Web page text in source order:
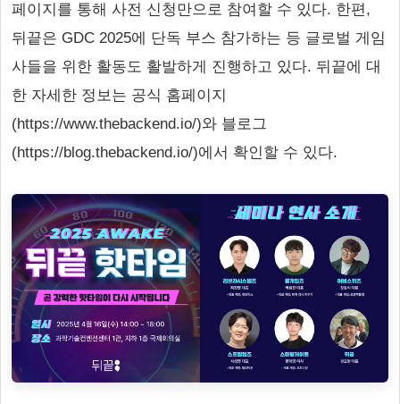
페이지를 통해 사전 신청만으로 참여할 수 있다. 한편,
뒤끝은 GDC 2025에 단독 부스 참가하는 등 글로벌 게임
사들을 위한 활동도 활발하게 진행하고 있다. 뒤끝에 대
한 자세한 정보는 공식 홈페이지
(https://www.thebackend.io/)와 블로그
(https://blog.thebackend.io/)에서 확인할 수 있다.